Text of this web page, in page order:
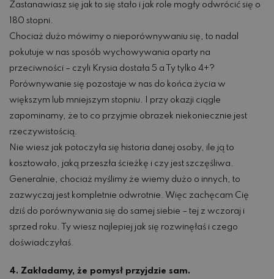
Zastanawiasz się jak to się stało i jak role mogły odwrócić się o
180 stopni.
Chociaż dużo mówimy o nieporównywaniu się, to nadal
pokutuje w nas sposób wychowywania oparty na
przeciwności – czyli Krysia dostała 5 a Ty tylko 4+?
Porównywanie się pozostaje w nas do końca życia w
większym lub mniejszym stopniu. I przy okazji ciągle
zapominamy, że to co przyjmie obrazek niekoniecznie jest
rzeczywistością.
Nie wiesz jak potoczyła się historia danej osoby, ile ją to
kosztowało, jaką przeszła ścieżkę i czy jest szczęśliwa.
Generalnie, chociaż myślimy że wiemy dużo o innych, to
zazwyczaj jest kompletnie odwrotnie. Więc zachęcam Cię
dziś do porównywania się do samej siebie – tej z wczoraj i
sprzed roku. Ty wiesz najlepiej jak się rozwinęłaś i czego
doświadczyłaś.
4. Zakładamy, że pomysł przyjdzie sam.